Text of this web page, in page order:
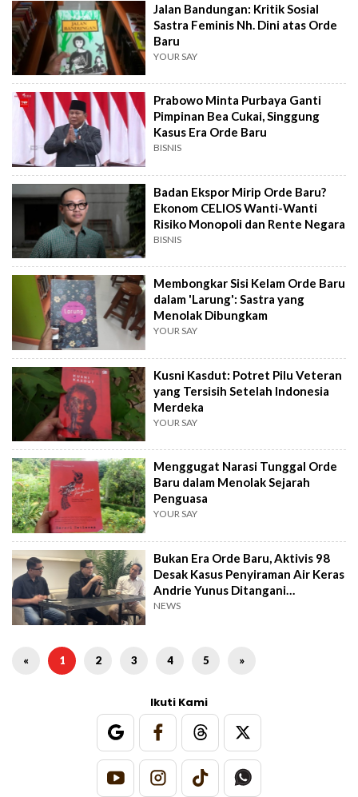
Jalan Bandungan: Kritik Sosial
Sastra Feminis Nh. Dini atas Orde
Baru
YOUR SAY
Prabowo Minta Purbaya Ganti
Pimpinan Bea Cukai, Singgung
Kasus Era Orde Baru
BISNIS
Badan Ekspor Mirip Orde Baru?
Ekonom CELIOS Wanti-Wanti
Risiko Monopoli dan Rente Negara
BISNIS
Membongkar Sisi Kelam Orde Baru
dalam 'Larung': Sastra yang
Menolak Dibungkam
YOUR SAY
Kusni Kasdut: Potret Pilu Veteran
yang Tersisih Setelah Indonesia
Merdeka
YOUR SAY
Menggugat Narasi Tunggal Orde
Baru dalam Menolak Sejarah
Penguasa
YOUR SAY
Bukan Era Orde Baru, Aktivis 98
Desak Kasus Penyiraman Air Keras
Andrie Yunus Ditangani
Transparan
NEWS
« 1 2 3 4 5 »
Ikuti Kami